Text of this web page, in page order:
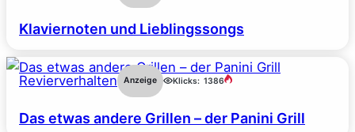
Klaviernoten und Lieblingssongs
Revierverhalten Anzeige Klicks: 1386
Das etwas andere Grillen – der Panini Grill